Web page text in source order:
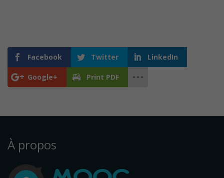
Facebook Twitter LinkedIn
Google+ Print PDF
À propos